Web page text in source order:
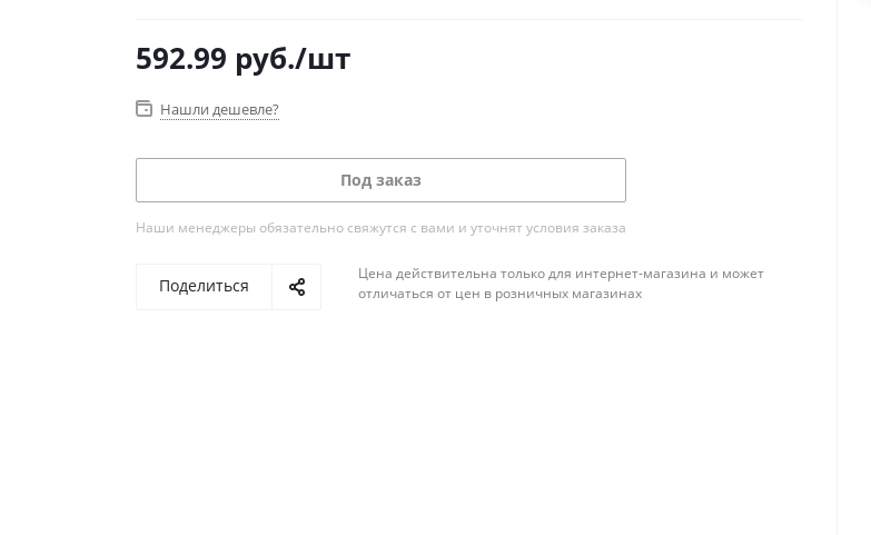
592.99 руб./шт
Нашли дешевле?
Под заказ
Наши менеджеры обязательно свяжутся с вами и уточнят условия заказа
Поделиться
Цена действительна только для интернет-магазина и может
отличаться от цен в розничных магазинах